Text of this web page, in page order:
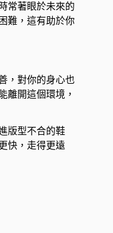
常著眼於未來的
難，這有助於你
，對你的身心也
離開這個環境，
版型不合的鞋
快，走得更遠